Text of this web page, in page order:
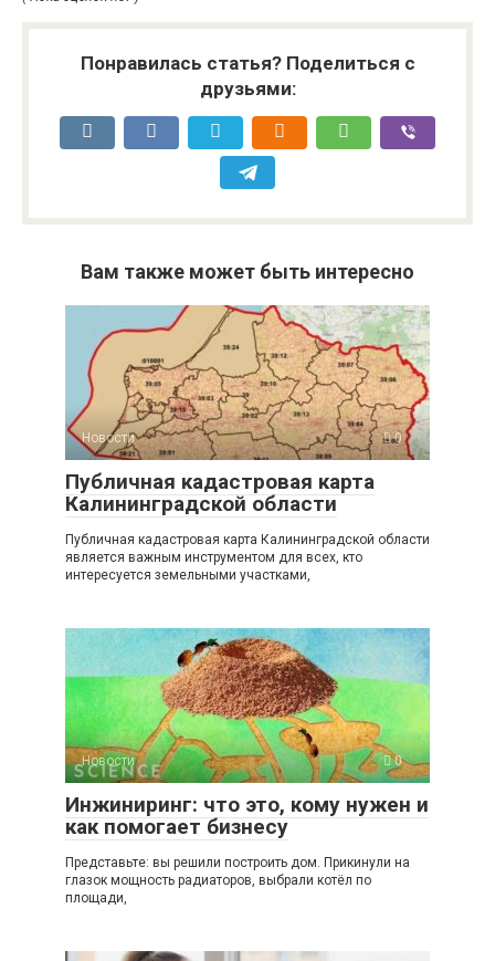
Понравилась статья? Поделиться с
друзьями:
Вам также может быть интересно
Новости 0
Публичная кадастровая карта
Калининградской области
Публичная кадастровая карта Калининградской области
является важным инструментом для всех, кто
интересуется земельными участками,
Новости 0
Инжиниринг: что это, кому нужен и
как помогает бизнесу
Представьте: вы решили построить дом. Прикинули на
глазок мощность радиаторов, выбрали котёл по
площади,